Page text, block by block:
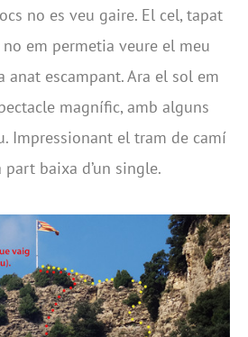
no es veu gaire. El cel, tapat
em permetia veure el meu
anat escampant. Ara el sol em
magnífic, amb alguns
Impressionant el tram de camí
baixa d’un single.